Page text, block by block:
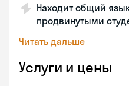
Находит общий
продвинутыми
Читать дальше
Услуги и цены